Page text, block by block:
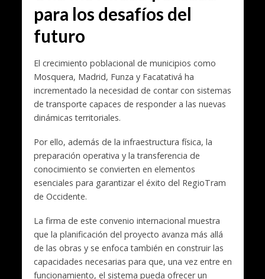
para los desafíos del
futuro
El crecimiento poblacional de municipios como
Mosquera, Madrid, Funza y Facatativá ha
incrementado la necesidad de contar con sistemas
de transporte capaces de responder a las nuevas
dinámicas territoriales.
Por ello, además de la infraestructura física, la
preparación operativa y la transferencia de
conocimiento se convierten en elementos
esenciales para garantizar el éxito del RegioTram
de Occidente.
La firma de este convenio internacional muestra
que la planificación del proyecto avanza más allá
de las obras y se enfoca también en construir las
capacidades necesarias para que, una vez entre en
funcionamiento, el sistema pueda ofrecer un